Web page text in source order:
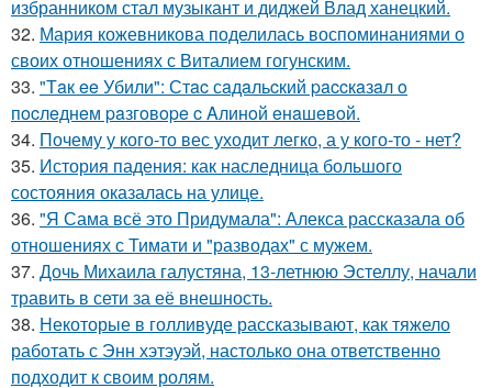
избранником стал музыкант и диджей Влад ханецкий.
32. Мария кожевникова поделилась воспоминаниями о
своих отношениях с Виталием гогунским.
33. "Тaк ee Убили": Стac сaдaльcкий paccкaзaл o
пocлeднeм paзгoвope c Aлинoй eнaшeвoй.
34. Почему у кого-то вес уходит легко, а у кого-то - нет?
35. История падения: как наследница большого
состояния оказалась на улице.
36. "Я Сама всё это Придумала": Алекса рассказала об
отношениях с Тимати и "разводах" с мужем.
37. Дочь Михаила галустяна, 13-летнюю Эстеллу, начали
травить в сети за её внешность.
38. Некоторые в голливуде рассказывают, как тяжело
работать с Энн хэтэуэй, настолько она ответственно
подходит к своим ролям.